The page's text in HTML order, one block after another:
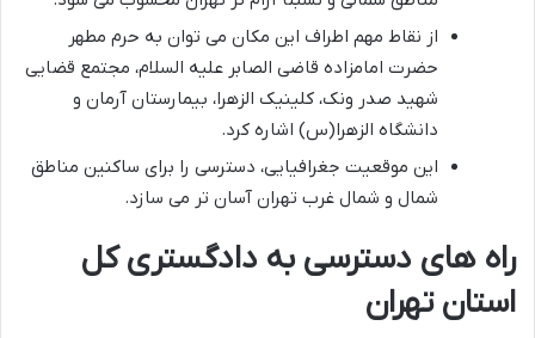
از نقاط مهم اطراف این مکان می توان به حرم مطهر
حضرت امامزاده قاضی الصابر علیه السلام، مجتمع قضایی
شهید صدر ونک، کلینیک الزهرا، بیمارستان آرمان و
دانشگاه الزهرا(س) اشاره کرد.
این موقعیت جغرافیایی، دسترسی را برای ساکنین مناطق
شمال و شمال غرب تهران آسان تر می سازد.
راه های دسترسی به دادگستری کل
استان تهران